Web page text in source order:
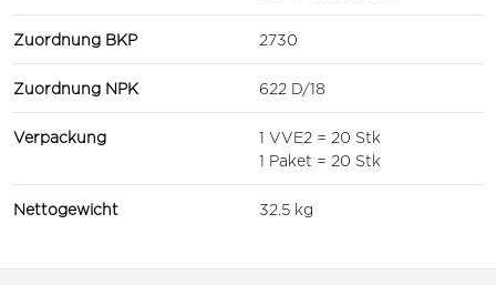
Zuordnung BKP 2730
Zuordnung NPK 622 D/18
Verpackung
1 VVE2 = 20 Stk
1 Paket = 20 Stk
Nettogewicht 32.5 kg